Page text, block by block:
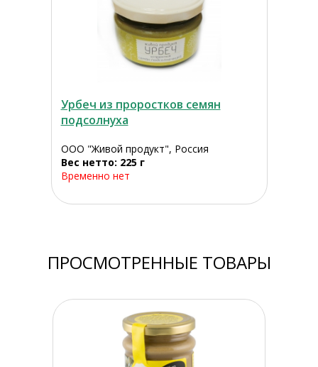
Урбеч из проростков семян
подсолнуха
ООО "Живой продукт", Россия
Вес нетто: 225 г
Временно нет
ПРОСМОТРЕННЫЕ ТОВАРЫ